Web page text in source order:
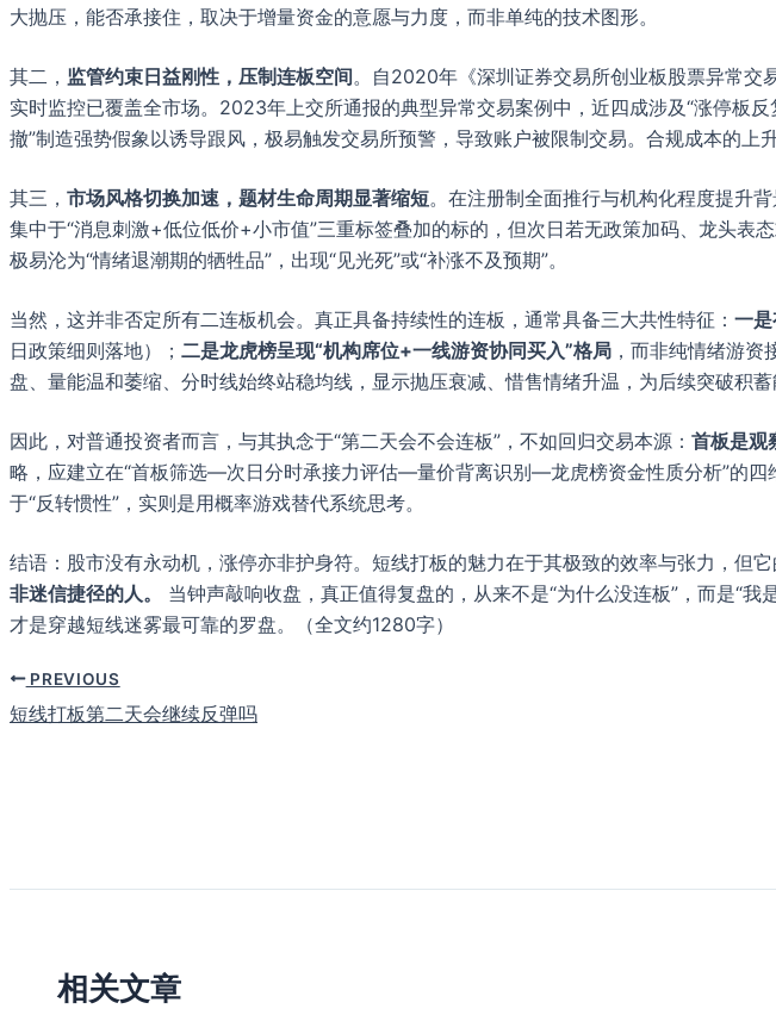
大抛压，能否承接住，取决于增量资金的意愿与力度，而非单纯的技术图形。
其二， 监管约束日益刚性，压制连板空间。自2020年《深圳证券交易所创业板股票异常交
实时监控已覆盖全市场。2023年上交所通报的典型异常交易案例中，近四成涉及“涨停板
撤”制造强势假象以诱导跟风，极易触发交易所预警，导致账户被限制交易。合规成本的上
其三， 市场风格切换加速，题材生命周期显著缩短。在注册制全面推行与机构化程度提升
集中于“消息刺激+低位低价+小市值”三重标签叠加的标的，但次日若无政策加码、龙头
极易沦为“情绪退潮期的牺牲品”，出现“见光死”或“补涨不及预期”。
当然，这并非否定所有二连板机会。真正具备持续性的连板，通常具备三大共性特征： 一
日政策细则落地）； 二是龙虎榜呈现“机构席位+一线游资协同买入”格局 ，而非纯情绪游资
盘、量能温和萎缩、分时线始终站稳均线，显示抛压衰减、惜售情绪升温，为后续突破积蓄
因此，对普通投资者而言，与其执念于“第二天会不会连板”，不如回归交易本源： 首板是观
略，应建立在“首板筛选—次日分时承接力评估—量价背离识别—龙虎榜资金性质分析”的
于“反转惯性”，实则是用概率游戏替代系统思考。
结语：股市没有永动机，涨停亦非护身符。短线打板的魅力在于其极致的效率与张力，
非迷信捷径的人。
当钟声敲响收盘，真正值得复盘的，从来不是“为什么没连板”，而是“
才是穿越短线迷雾最可靠的罗盘。（全文约1280字）
PREVIOUS
短线打板第二天会继续反弹吗
相关文章